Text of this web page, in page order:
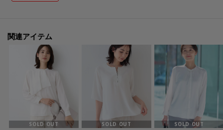
クリックして簡単に追加できます！
[おすすめPOINT]
お得な情報をGETできます！！
再入荷通知や、値下げ情報・在庫状況をメルマガにてお知らせ♪
関連アイテム
SOLD OUT SOLD OUT SOLD OUT